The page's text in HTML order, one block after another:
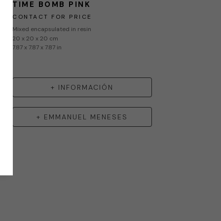
TIME BOMB PINK
CONTACT FOR PRICE
Mixed encapsulated in resin
20 x 20 x 20 cm
7.87 x 7.87 x 7.87 in
+ INFORMACIÓN
+ EMMANUEL MENESES